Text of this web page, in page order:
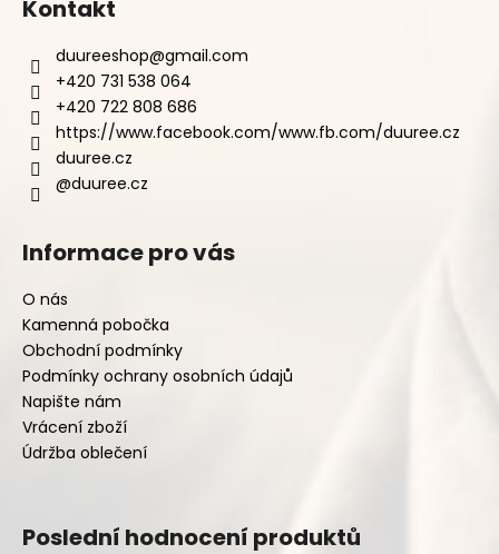
Kontakt
duureeshop@gmail.com
+420 731 538 064
+420 722 808 686
https://www.facebook.com/www.fb.com/duuree.cz
duuree.cz
@duuree.cz
Informace pro vás
O nás
Kamenná pobočka
Obchodní podmínky
Podmínky ochrany osobních údajů
Napište nám
Vrácení zboží
Údržba oblečení
Poslední hodnocení produktů